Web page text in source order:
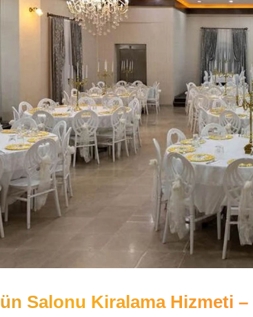
Salonu Kiralama Hizmeti